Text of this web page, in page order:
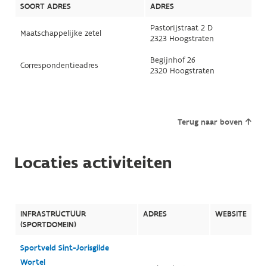
SOORT ADRES ADRES
Maatschappelijke zetel
Pastorijstraat 2 D
2323 Hoogstraten
Correspondentieadres
Begijnhof 26
2320 Hoogstraten
Terug naar boven
Locaties activiteiten
INFRASTRUCTUUR
(SPORTDOMEIN)
ADRES WEBSITE
Sportveld Sint-Jorisgilde
Wortel